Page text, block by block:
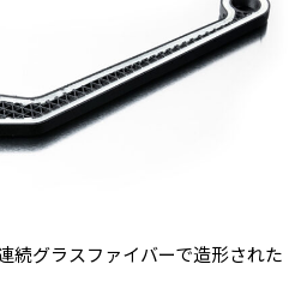
続グラスファイバーで造形された